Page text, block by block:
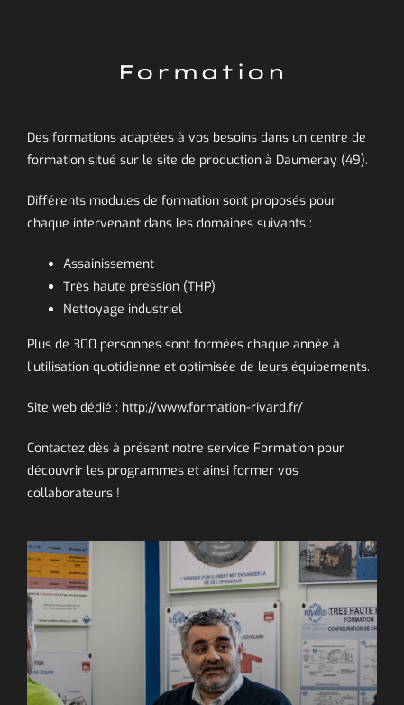
Formation
Des formations adaptées à vos besoins dans un centre de
formation situé sur le site de production à Daumeray (49).
Différents modules de formation sont proposés pour
chaque intervenant dans les domaines suivants :
Assainissement
Très haute pression (THP)
Nettoyage industriel
Plus de 300 personnes sont formées chaque année à
l’utilisation quotidienne et optimisée de leurs équipements.
Site web dédié : http://www.formation-rivard.fr/
Contactez dès à présent notre service Formation pour
découvrir les programmes et ainsi former vos
collaborateurs !